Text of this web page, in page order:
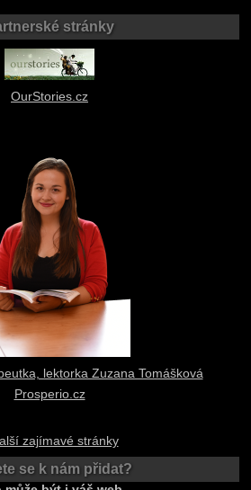
stránky
OurStories.cz
lektorka Zuzana Tomášková
Prosperio.cz
zajímavé stránky
se k nám přidat?